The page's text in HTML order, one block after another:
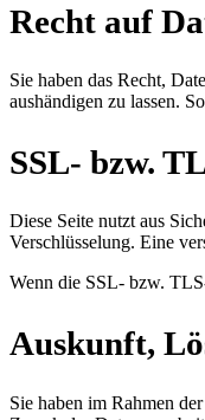
Recht auf
Sie haben das Recht,
aushändigen zu lassen.
SSL- bzw.
Diese Seite nutzt aus
Verschlüsselung. Eine
Wenn die SSL- bzw.
Auskunft,
Sie haben im Rahmen